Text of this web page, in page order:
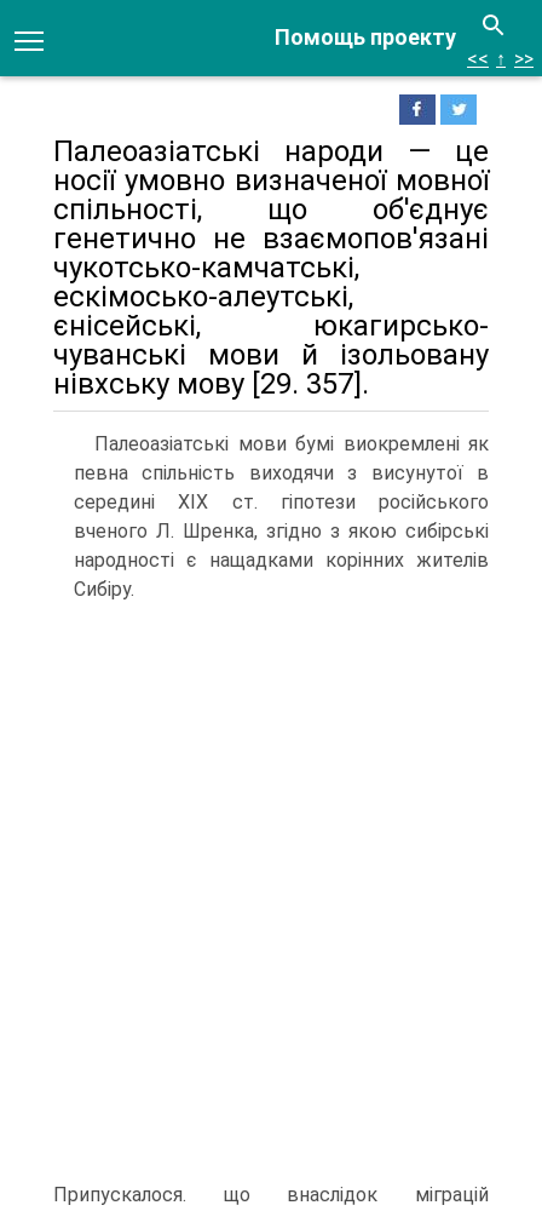
Помощь проекту
<< ↑ >>
Палеоазіатські народи — це
носії умовно визначеної мовної
спільності, що об'єднує
генетично не взаємопов'язані
чукотсько-камчатські,
ескімосько-але­утські,
єнісейські, юкагирсько-
чуванські мови й ізольовану
нівхську мову [29. 357].
Палеоазіатські мови бумі виокремлені як
певна спільність виходячи з ви­сунутої в
середині XIX ст. гіпотези російського
вченого Л. Шренка, згідно з якою сибірські
народності є нащадками корінних жителів
Сибіру.
Припускало­ся. що внаслідок міграцій